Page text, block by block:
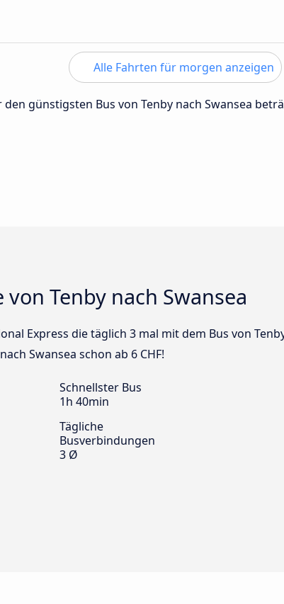
Alle Fahrten für morgen anzeigen
den günstigsten Bus von Tenby nach Swansea
Tenby nach Swansea
Express die täglich 3 mal mit dem Bus von
Swansea schon ab 6 CHF!
Schnellster Bus
1h 40min
Tägliche
Busverbindungen
3 Ø